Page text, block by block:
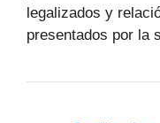
legalizados y
presentados por la